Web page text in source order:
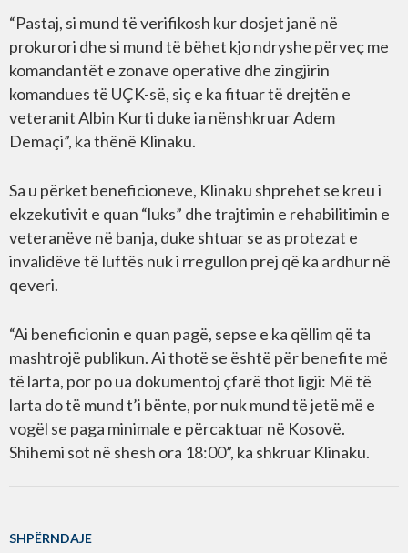
“Pastaj, si mund të verifikosh kur dosjet janë në
prokurori dhe si mund të bëhet kjo ndryshe përveç me
komandantët e zonave operative dhe zingjirin
komandues të UÇK-së, siç e ka fituar të drejtën e
veteranit Albin Kurti duke ia nënshkruar Adem
Demaçi”, ka thënë Klinaku.
Sa u përket beneficioneve, Klinaku shprehet se kreu i
ekzekutivit e quan “luks” dhe trajtimin e rehabilitimin e
veteranëve në banja, duke shtuar se as protezat e
invalidëve të luftës nuk i rregullon prej që ka ardhur në
qeveri.
“Ai beneficionin e quan pagë, sepse e ka qëllim që ta
mashtrojë publikun. Ai thotë se është për benefite më
të larta, por po ua dokumentoj çfarë thot ligji: Më të
larta do të mund t’i bënte, por nuk mund të jetë më e
vogël se paga minimale e përcaktuar në Kosovë.
Shihemi sot në shesh ora 18:00”, ka shkruar Klinaku.
SHPËRNDAJE